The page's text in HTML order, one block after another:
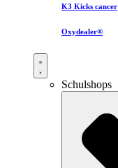
K3 Kicks cancer
Oxydealer®
Schulshops